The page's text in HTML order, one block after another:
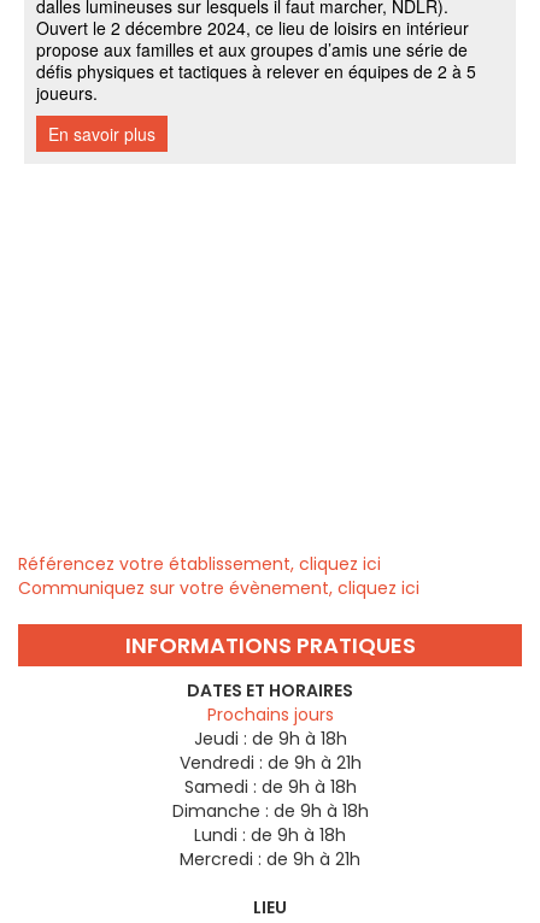
Référencez votre établissement, cliquez ici
Communiquez sur votre évènement, cliquez ici
INFORMATIONS PRATIQUES
DATES ET HORAIRES
Prochains jours
Jeudi : de 9h à 18h
Vendredi : de 9h à 21h
Samedi : de 9h à 18h
Dimanche : de 9h à 18h
Lundi : de 9h à 18h
Mercredi : de 9h à 21h
LIEU